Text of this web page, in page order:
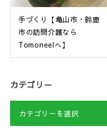
手づくり【亀山市・鈴鹿
市の訪問介護なら
Tomoneelへ】
カテゴリー
カテゴリーを選択